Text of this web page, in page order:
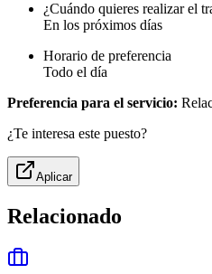
¿Cuándo quieres realizar el
En los próximos días
Horario de preferencia
Todo el día
Preferencia para el servicio:
¿Te interesa este puesto?
Aplicar
Relacionado